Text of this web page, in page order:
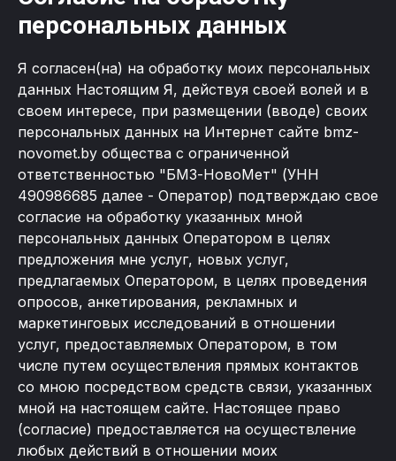
персональных данных
Я согласен(на) на обработку моих персональных
данных Настоящим Я, действуя своей волей и в
своем интересе, при размещении (вводе) своих
персональных данных на Интернет сайте bmz-
novomet.by общества с ограниченной
ответственностью "БМЗ-НовоМет" (УНН
490986685 далее - Оператор) подтверждаю свое
согласие на обработку указанных мной
персональных данных Оператором в целях
предложения мне услуг, новых услуг,
предлагаемых Оператором, в целях проведения
опросов, анкетирования, рекламных и
маркетинговых исследований в отношении
услуг, предоставляемых Оператором, в том
числе путем осуществления прямых контактов
со мною посредством средств связи, указанных
мной на настоящем сайте. Настоящее право
(согласие) предоставляется на осуществление
любых действий в отношении моих